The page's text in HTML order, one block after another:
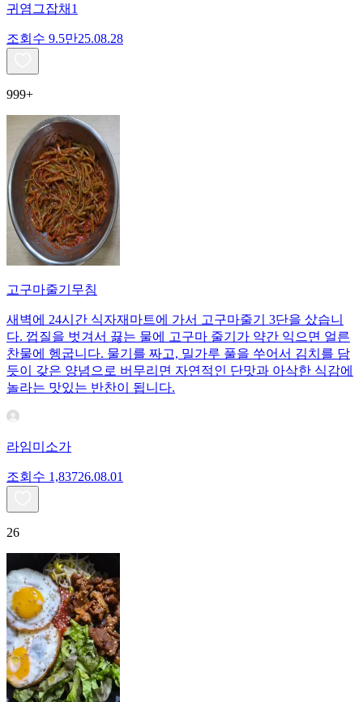
귀염그잡채1
조회수 9.5만25.08.28
999+
고구마줄기무침
새벽에 24시간 식자재마트에 가서 고구마줄기 3단을 샀습니
다. 껍질을 벗겨서 끓는 물에 고구마 줄기가 약간 익으면 얼른
찬물에 헹굽니다. 물기를 짜고, 밀가루 풀을 쑤어서 김치를 담
듯이 갖은 양념으로 버무리면 자연적인 단맛과 아삭한 식감에
놀라는 맛있는 반찬이 됩니다.
라임미소가
조회수 1,83726.08.01
26